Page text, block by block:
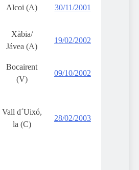
Alcoi (A) 30/11/2001
Xàbia/
Jávea (A)
19/02/2002
Bocairent
(V)
09/10/2002
Vall d´Uixó,
la (C)
28/02/2003